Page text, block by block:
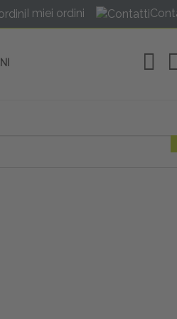
I miei ordini